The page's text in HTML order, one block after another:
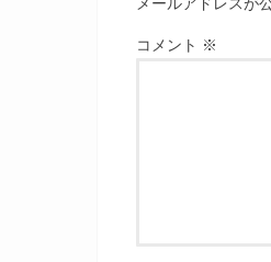
メールアドレスが
コメント ※